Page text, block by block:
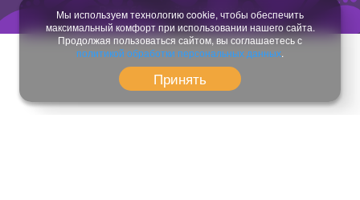
Разработка сайта:temeshov.ru
Мы используем технологию cookie, чтобы обеспечить
максимальный комфорт при использовании нашего сайта.
Продолжая пользоваться сайтом, вы соглашаетесь с
политикой обработки персональных данных.
Принять